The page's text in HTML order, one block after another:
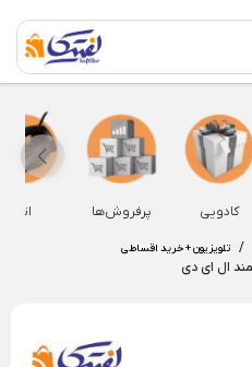
کادویی پرفروش‌ها اتو
/ تلویزیون + خرید اقساطی